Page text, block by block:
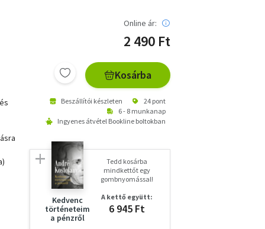
Online ár:
2 490 Ft
Kosárba
Beszállítói készleten
24 pont
6 - 8 munkanap
Ingyenes átvétel Bookline boltokban
Kedvenc
történeteim
a pénzről
Tedd kosárba
mindkettőt egy
gombnyomással!
A kettő együtt:
6 945 Ft